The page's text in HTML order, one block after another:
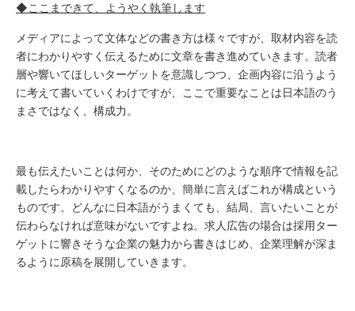
◆ここまできて、ようやく執筆します
メディアによって文体などの書き方は様々ですが、取材内容を読
者にわかりやすく伝えるために文章を書き進めていきます。読者
層や響いてほしいターゲットを意識しつつ、企画内容に沿うよう
に考えて書いていくわけですが、ここで重要なことは日本語のう
まさではなく、構成力。
最も伝えたいことは何か、そのためにどのような順序で情報を記
載したらわかりやすくなるのか、簡単に言えばこれが構成という
ものです。どんなに日本語がうまくても、結局、言いたいことが
伝わらなければ意味がないですよね。求人広告の場合は採用ター
ゲットに響きそうな企業の魅力から書きはじめ、企業理解が深ま
るように原稿を展開していきます。